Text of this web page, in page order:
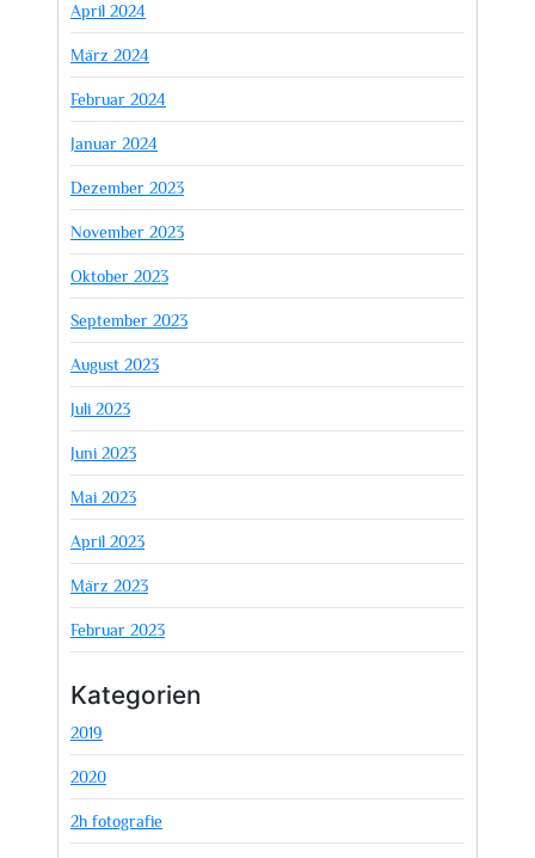
April 2024
März 2024
Februar 2024
Januar 2024
Dezember 2023
November 2023
Oktober 2023
September 2023
August 2023
Juli 2023
Juni 2023
Mai 2023
April 2023
März 2023
Februar 2023
Kategorien
2019
2020
2h fotografie